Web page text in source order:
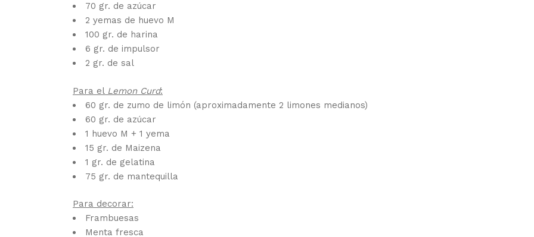
70 gr. de azúcar
2 yemas de huevo M
100 gr. de harina
6 gr. de impulsor
2 gr. de sal
Para el Lemon Curd:
60 gr. de zumo de limón (aproximadamente 2 limones medianos)
60 gr. de azúcar
1 huevo M + 1 yema
15 gr. de Maizena
1 gr. de gelatina
75 gr. de mantequilla
Para decorar:
Frambuesas
Menta fresca